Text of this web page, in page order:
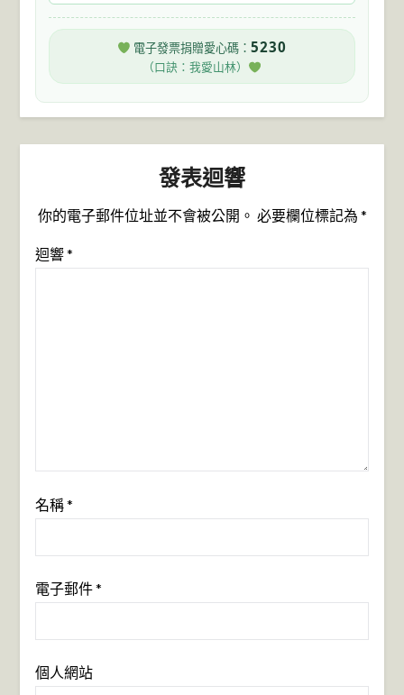
電子發票捐贈愛心碼： 5230
（口訣：我愛山林）
發表迴響
你的電子郵件位址並不會被公開。 必要欄位標記為 *
迴響*
名稱*
電子郵件*
個人網站